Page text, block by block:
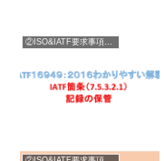
②ISO&IATF要求事項内容説明